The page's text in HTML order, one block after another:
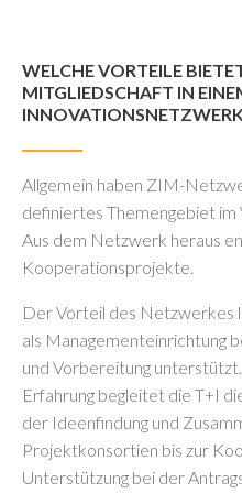
WELCHE VORTEILE
MITGLIEDSCHAFT IN
Allgemein haben ZIM-
definiertes Themengebiet im
Aus dem Netzwerk heraus
Kooperationsprojekte.
Der Vorteil des Netzwerkes
als Managementeinrichtung
und Vorbereitung
Erfahrung begleitet die T+I
der Ideenfindung und
Projektkonsortien bis zur
Unterstützung bei der